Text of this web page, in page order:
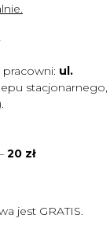
ul.
stacjonarnego,
20 zł
jest GRATIS.